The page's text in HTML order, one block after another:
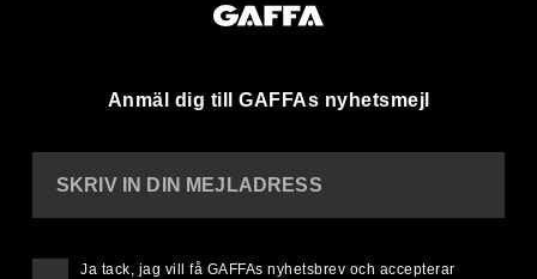
Anmäl dig till GAFFAs nyhetsmejl
SKRIV IN DIN MEJLADRESS
Ja tack, jag vill få GAFFAs nyhetsbrev och accepterar